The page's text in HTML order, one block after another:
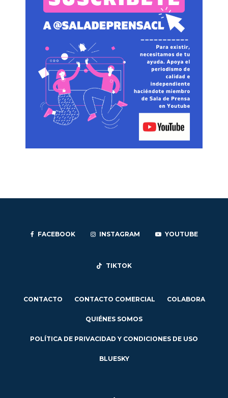
FACEBOOK INSTAGRAM YOUTUBE
TIKTOK
CONTACTO CONTACTO COMERCIAL COLABORA
QUIÉNES SOMOS
POLÍTICA DE PRIVACIDAD Y CONDICIONES DE USO
BLUESKY